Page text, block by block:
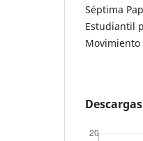
Séptima
Estudiantil
Descargas